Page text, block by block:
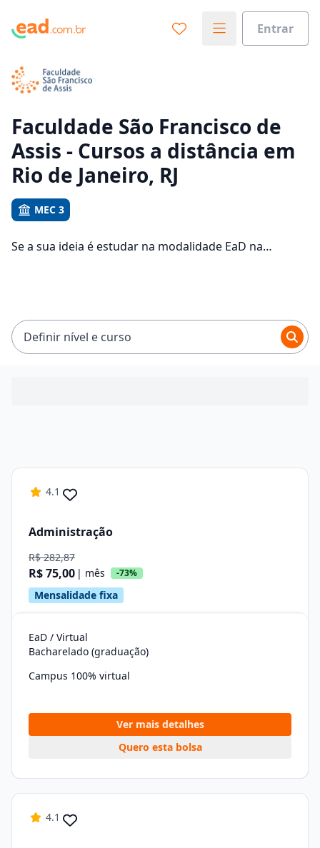
Entrar
Vamos te guiar no caminho ideal para seus estudos
Sim, já sei
Faculdade São Francisco de
Assis - Cursos a distância em
Rio de Janeiro, RJ
MEC 3
Se a sua ideia é estudar na modalidade EaD na
R$ 75,00 e R$ 96,31.
Definir nível e curso
4.1
Administração
R$ 282,87
R$ 75,00 | mês -73%
Mensalidade fixa
EaD / Virtual
Bacharelado (graduação)
Campus 100% virtual
Ver mais detalhes
Quero esta bolsa
4.1